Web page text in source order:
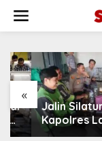
konten
«
Jalin
Kapolres
Ngopi Bareng